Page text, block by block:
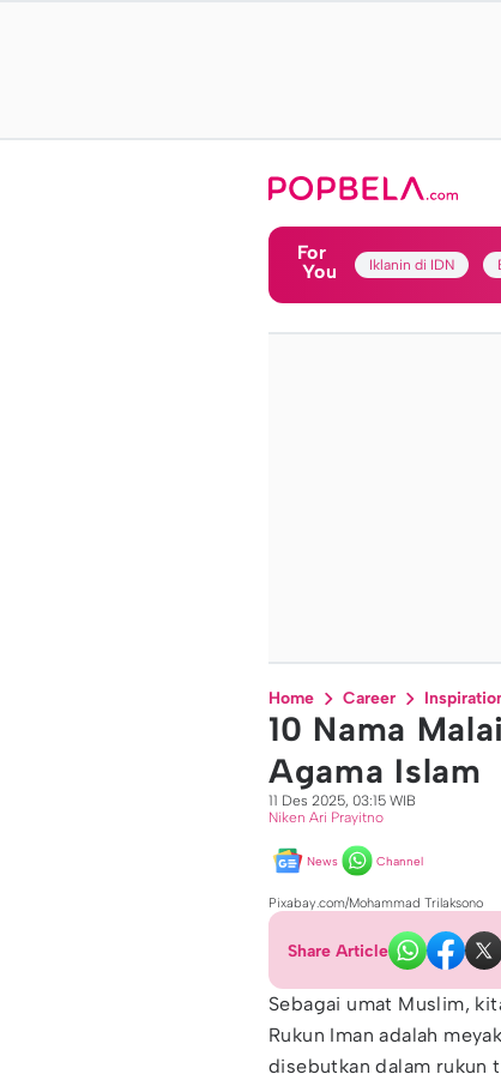
For
You
Iklanin di IDN
Home Career
10 Nama
Agama Islam
11 Des 2025, 03:15 WIB
Niken Ari Prayitno
News Channel
Pixabay.com/Mohammad Trilaksono
Share Article
Sebagai umat Muslim,
Rukun Iman adalah
disebutkan dalam rukun